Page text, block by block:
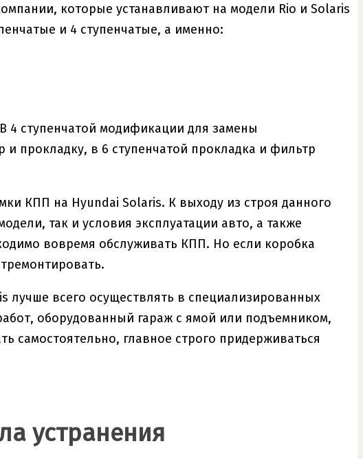
которые устанавливают на модели Rio и Solaris
и 4 ступенчатые, а именно:
4 ступенчатой модификации для замены
прокладку, в 6 ступенчатой прокладка и фильтр
КПП на Hyundai Solaris. К выходу из строя данного
так и условия эксплуатации авто, а также
вовремя обслуживать КПП. Но если коробка
лучше всего осуществлять в специализированных
оборудованный гараж с ямой или подъемником,
самостоятельно, главное строго придерживаться
устранения